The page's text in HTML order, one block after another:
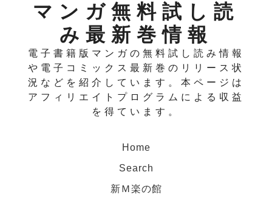
マンガ無料試し読
み最新巻情報
電子書籍版マンガの無料試し読み情報
や電子コミックス最新巻のリリース状
況などを紹介しています。本ページは
アフィリエイトプログラムによる収益
を得ています。
Home
Search
新Ｍ楽の館